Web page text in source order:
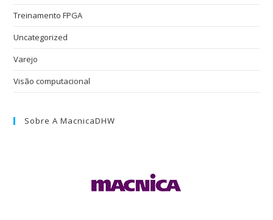
Treinamento FPGA
Uncategorized
Varejo
Visão computacional
Sobre A MacnicaDHW